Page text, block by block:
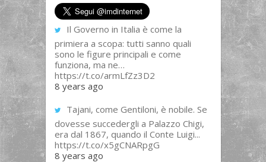
Il Governo in Italia è come la
primiera a scopa: tutti sanno quali
sono le figure principali e come
funziona, ma ne…
https://t.co/armLfZz3D2
8 years ago
Tajani, come Gentiloni, è nobile. Se
dovesse succedergli a Palazzo Chigi,
era dal 1867, quando il Conte Luigi...
https://t.co/x5gCNARpgG
8 years ago